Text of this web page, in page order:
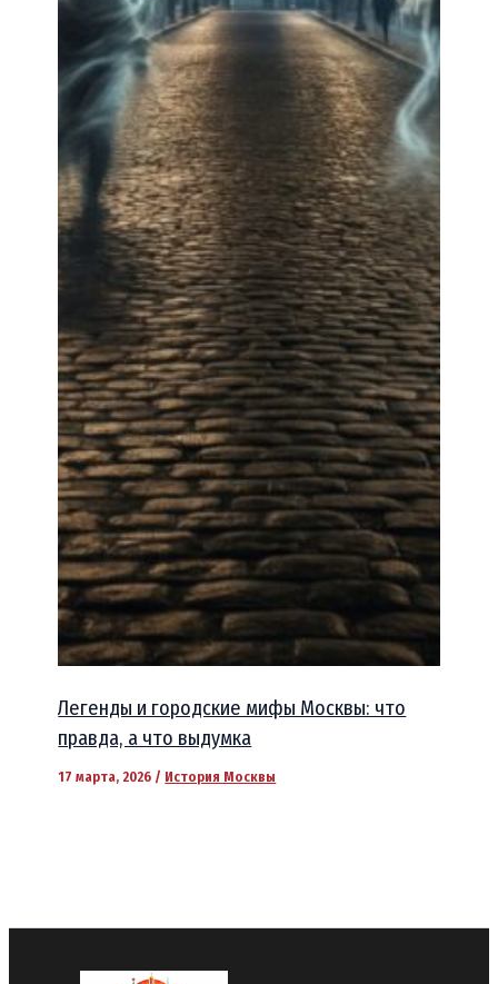
Легенды и городские мифы Москвы: что
правда, а что выдумка
17 марта, 2026 / История Москвы